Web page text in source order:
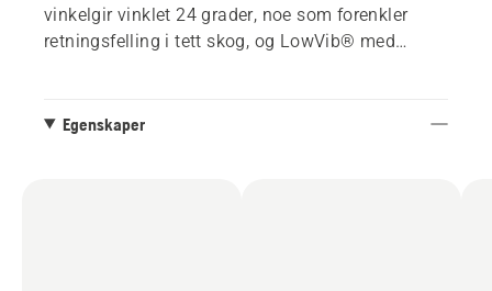
vinkelgir vinklet 24 grader, noe som forenkler
retningsfelling i tett skog, og LowVib® med
Egenskaper